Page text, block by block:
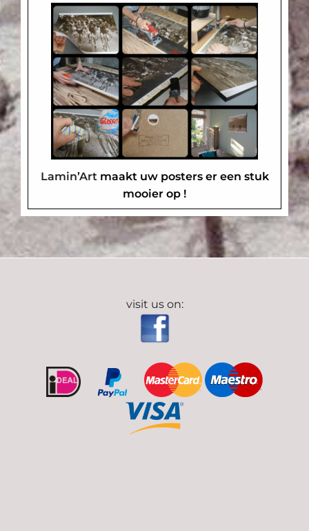
Lamin’Artmaakt uw posters er een stuk
mooier op !
visit us on: